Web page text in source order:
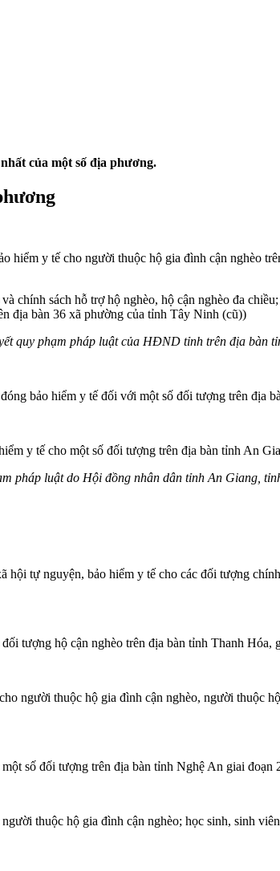
của một số địa phương.
hiểm y tế cho người thuộc hộ gia đình cận nghèo
chính sách hỗ trợ hộ nghèo, hộ cận nghèo đa
địa bàn 36 xã phường của tỉnh Tây Ninh (cũ))
quy phạm pháp luật của HĐND tỉnh trên địa bàn
bảo hiểm y tế đối với một số đối tượng trên địa
y tế cho một số đối tượng trên địa bàn tỉnh An
pháp luật do Hội đồng nhân dân tỉnh An Giang,
hội tự nguyện, bảo hiểm y tế cho các đối tượng
tượng hộ cận nghèo trên địa bàn tỉnh Thanh Hóa,
người thuộc hộ gia đình cận nghèo, người thuộc
số đối tượng trên địa bàn tỉnh Nghệ An giai đoạn
thuộc hộ gia đình cận nghèo; học sinh, sinh